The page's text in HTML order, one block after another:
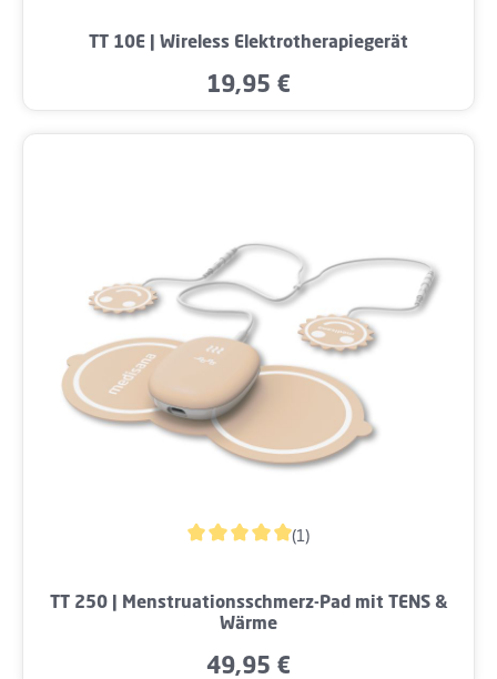
TT 10E | Wireless Elektrotherapiegerät
Regulärer Preis:
19,95 €
(1)
TT 250 | Menstruationsschmerz-Pad mit TENS &
Wärme
Regulärer Preis:
49,95 €